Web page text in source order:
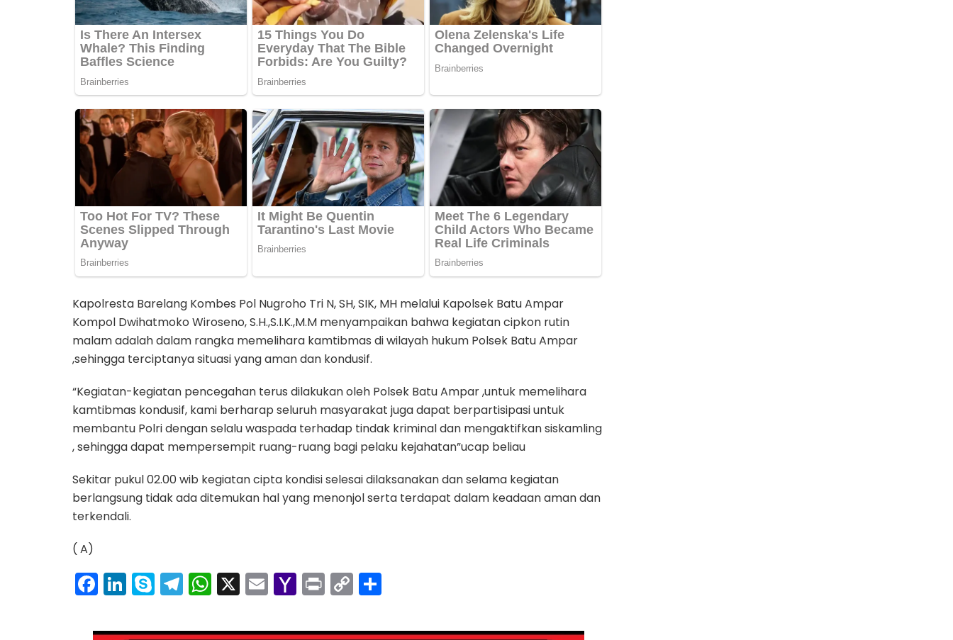
Kapolresta Barelang Kombes Pol Nugroho Tri N, SH, SIK, MH melalui Kapolsek Batu Ampar
Kompol Dwihatmoko Wiroseno, S.H.,S.I.K.,M.M menyampaikan bahwa kegiatan cipkon rutin
malam adalah dalam rangka memelihara kamtibmas di wilayah hukum Polsek Batu Ampar
,sehingga terciptanya situasi yang aman dan kondusif.
“Kegiatan-kegiatan pencegahan terus dilakukan oleh Polsek Batu Ampar ,untuk memelihara
kamtibmas kondusif, kami berharap seluruh masyarakat juga dapat berpartisipasi untuk
membantu Polri dengan selalu waspada terhadap tindak kriminal dan mengaktifkan siskamling
, sehingga dapat mempersempit ruang-ruang bagi pelaku kejahatan”ucap beliau
Sekitar pukul 02.00 wib kegiatan cipta kondisi selesai dilaksanakan dan selama kegiatan
berlangsung tidak ada ditemukan hal yang menonjol serta terdapat dalam keadaan aman dan
terkendali.
( A)
F
a
c
Li
n
k
S
k
y
T
el
e
W
h
a
X E
m
ai
Y
a
h
Pr
in
t
C
o
p ar